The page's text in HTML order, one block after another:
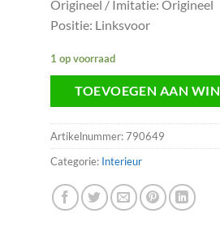
Origineel / Imitatie: Origineel
Positie: Linksvoor
1 op voorraad
TOEVOEGEN AAN
Artikelnummer:790649
Categorie: Interieur